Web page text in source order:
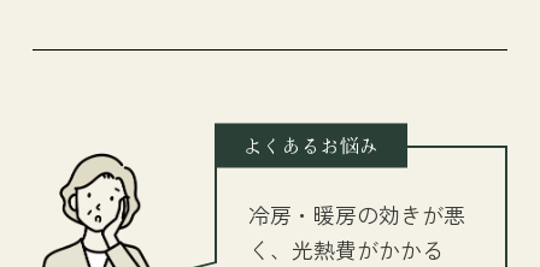
Reform 07
Reform 08
増築工事
よくあるお悩み
冷房・暖房の効きが悪
く、光熱費がかかる